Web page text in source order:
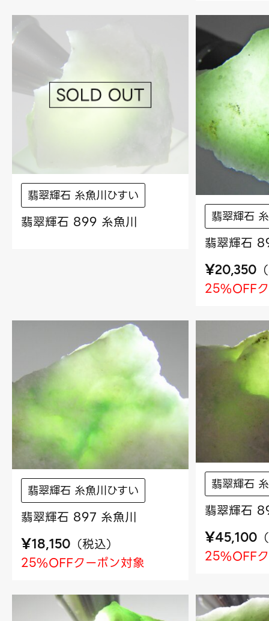
翡翠輝石 糸魚川ひすい
翡翠輝石 899 糸魚川 翡翠輝石
翡翠輝石
¥20,350 （
25%OFF
翡翠輝石 糸魚川ひすい
翡翠輝石 897 糸魚川
¥18,150 （税込）
25%OFFクーポン対象
翡翠輝石
翡翠輝石
¥45,100 （
25%OFF